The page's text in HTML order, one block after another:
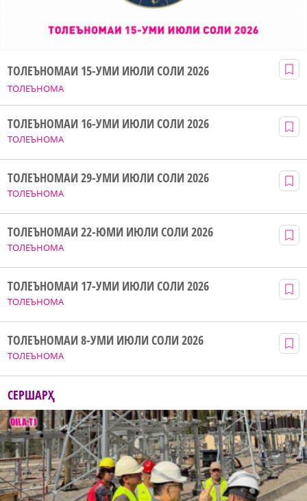
ТОЛЕЪНОМА
ТОЛЕЪНОМАИ 15-УМИ ИЮЛИ СОЛИ 2026
ТОЛЕЪНОМА
ТОЛЕЪНОМАИ 16-УМИ ИЮЛИ СОЛИ 2026
ТОЛЕЪНОМА
ТОЛЕЪНОМАИ 29-УМИ ИЮЛИ СОЛИ 2026
ТОЛЕЪНОМА
ТОЛЕЪНОМАИ 22-ЮМИ ИЮЛИ СОЛИ 2026
ТОЛЕЪНОМА
ТОЛЕЪНОМАИ 17-УМИ ИЮЛИ СОЛИ 2026
ТОЛЕЪНОМА
ТОЛЕЪНОМАИ 8-УМИ ИЮЛИ СОЛИ 2026
СЕРШАРҲ